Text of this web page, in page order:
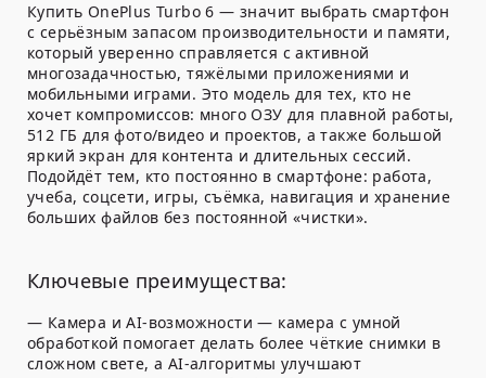
Купить OnePlus Turbo 6 — значит выбрать смартфон
с серьёзным запасом производительности и памяти,
который уверенно справляется с активной
многозадачностью, тяжёлыми приложениями и
мобильными играми. Это модель для тех, кто не
хочет компромиссов: много ОЗУ для плавной работы,
512 ГБ для фото/видео и проектов, а также большой
яркий экран для контента и длительных сессий.
Подойдёт тем, кто постоянно в смартфоне: работа,
учеба, соцсети, игры, съёмка, навигация и хранение
больших файлов без постоянной «чистки».
Ключевые преимущества:
— Камера и AI-возможности — камера с умной
обработкой помогает делать более чёткие снимки в
сложном свете, а AI-алгоритмы улучшают